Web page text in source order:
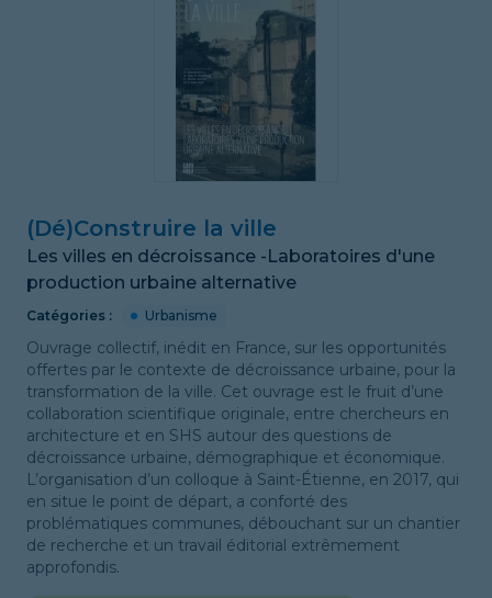
(Dé)Construire la ville
Les villes en décroissance -Laboratoires d'une
production urbaine alternative
Catégories : Urbanisme
Ouvrage collectif, inédit en France, sur les opportunités
offertes par le contexte de décroissance urbaine, pour la
transformation de la ville. Cet ouvrage est le fruit d’une
collaboration scientifique originale, entre chercheurs en
architecture et en SHS autour des questions de
décroissance urbaine, démographique et économique.
L’organisation d’un colloque à Saint-Étienne, en 2017, qui
en situe le point de départ, a conforté des
problématiques communes, débouchant sur un chantier
de recherche et un travail éditorial extrêmement
approfondis.